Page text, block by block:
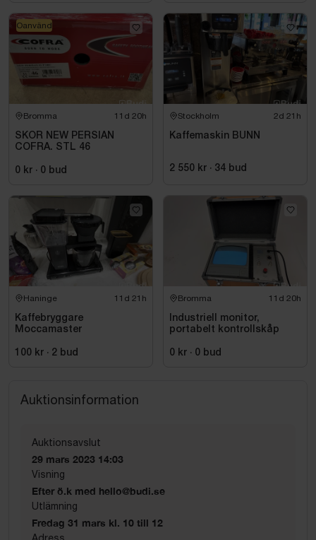
Bromma 11d 20h
SKOR NEW PERSIAN
COFRA. STL 46
0 kr · 0 bud
Oanvänd
Stockholm 2d 21h
Kaffemaskin BUNN
2 550 kr · 34 bud
Haninge 11d 21h
Kaffebryggare
Moccamaster
100 kr · 2 bud
Bromma 11d 20h
Industriell monitor,
portabelt kontrollskåp
0 kr · 0 bud
Auktionsinformation
Auktionsavslut
29 mars 2023 14:03
Visning
Efter ö.k med hello@budi.se
Utlämning
Fredag 31 mars kl. 10 till 12